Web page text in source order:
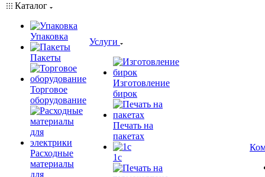
Каталог
Упаковка
Пакеты
Торговое
оборудование
Расходные
материалы
для
Услуги
Изготовление
бирок
Печать на
пакетах
1c